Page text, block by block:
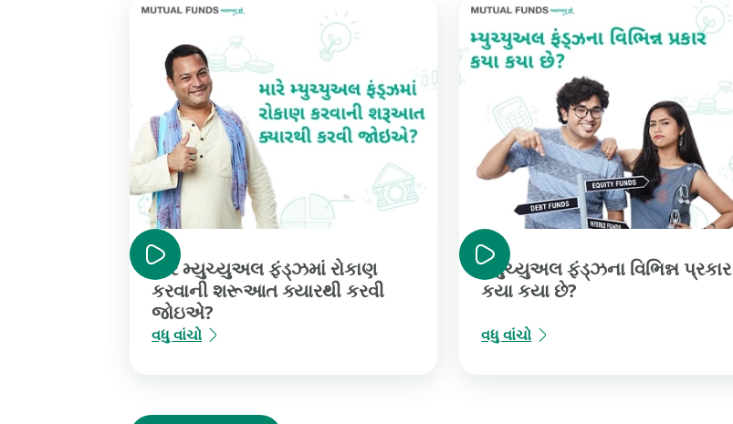
મારે મ્યુચ્યુઅલ ફંડ્ઝમાં રોકાણ
કરવાની શરૂઆત ક્યારથી કરવી
જોઇએ?
વધુ વાંચો
મ્યુચ્યુઅલ ફંડ્ઝના વિભિન્ન પ્રકાર
કયા કયા છે?
વધુ વાંચો